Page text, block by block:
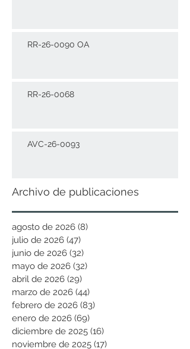
RR-26-0090 OA
RR-26-0068
AVC-26-0093
Archivo de publicaciones
agosto de 2026 (8)
julio de 2026 (47)
junio de 2026 (32)
mayo de 2026 (32)
abril de 2026 (29)
marzo de 2026 (44)
febrero de 2026 (83)
enero de 2026 (69)
diciembre de 2025 (16)
noviembre de 2025 (17)